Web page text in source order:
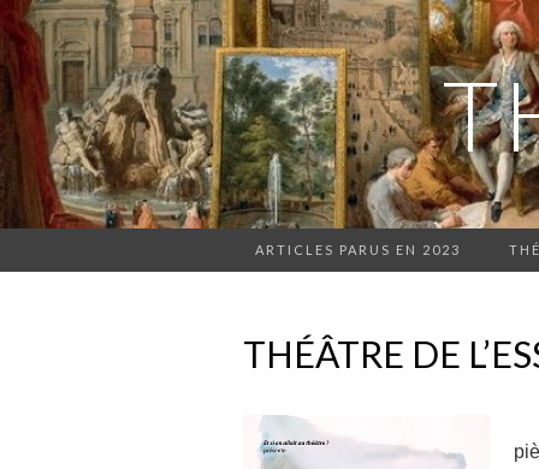
ARTICLES PARUS EN 2023
THÉÂTRE DE